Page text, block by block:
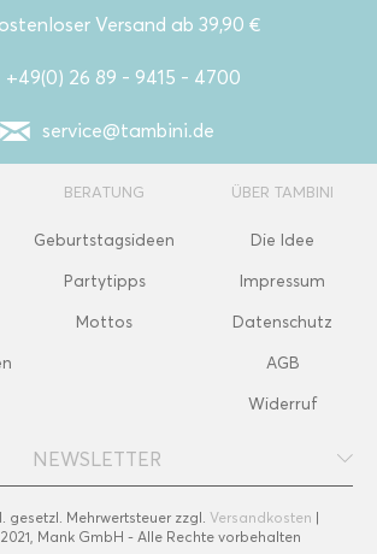
Versand ab 39,90 €
+49(0) 26 89 - 9415 - 4700
service@tambini.de
BERATUNG
Geburtstagsideen
Partytipps
Mottos
ÜBER TAMBINI
Die Idee
Impressum
Datenschutz
AGB
Widerruf
NEWSLETTER
gesetzl. Mehrwertsteuer zzgl. Versandkosten |
Mank GmbH - Alle Rechte vorbehalten